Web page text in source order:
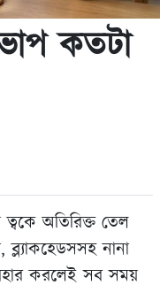
কতটা
ত্বকে অতিরিক্ত তেল
নানা
করলেই সব সময়